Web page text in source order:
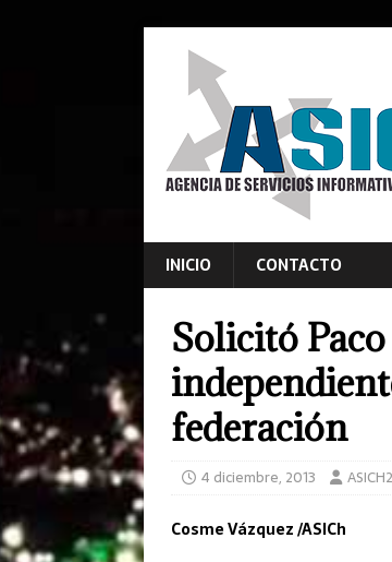
INICIO CONTACTO
Solicitó
federación
4 diciembre, 2013 ASICH2
Cosme Vázquez /ASICh